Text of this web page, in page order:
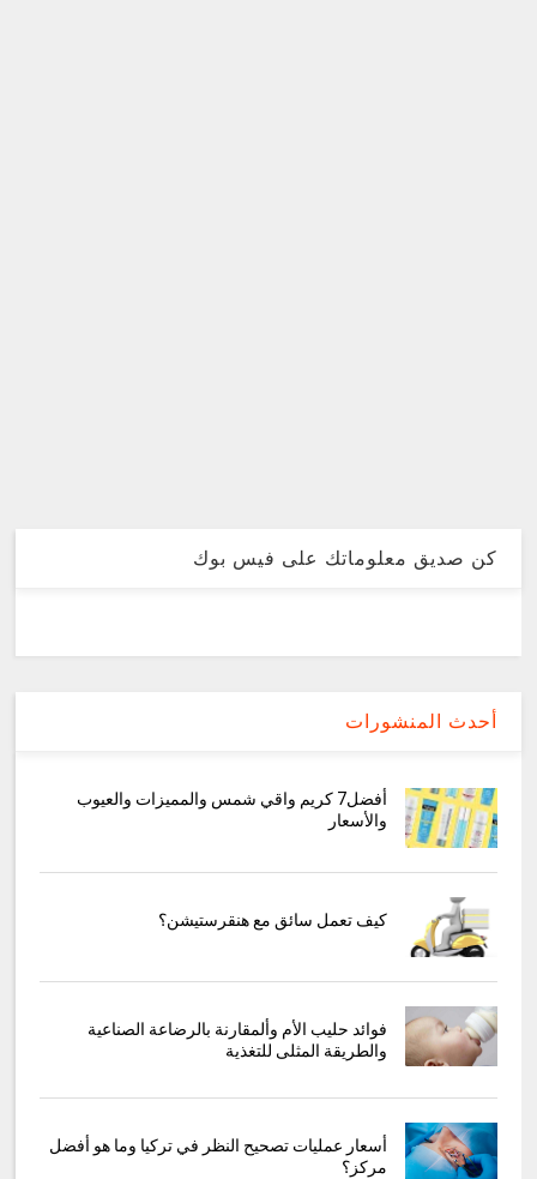
كن صديق معلوماتك على فيس بوك
أحدث المنشورات
أفضل7 كريم واقي شمس والمميزات والعيوب
والأسعار
كيف تعمل سائق مع هنقرستيشن؟
فوائد حليب الأم وألمقارنة بالرضاعة الصناعية
والطريقة المثلى للتغذية
أسعار عمليات تصحيح النظر في تركيا وما هو أفضل
مركز؟